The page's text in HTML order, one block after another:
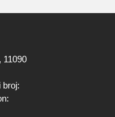
11090
broj: